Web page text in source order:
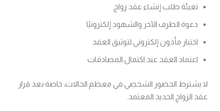
تعبئة طلب إنشاء عقد زواج
دعوة الطرف الآخر والشهود إلكترونيًا
اختيار مأذون إلكتروني لتوثيق العقد
اعتماد العقد عند اكتمال المصادقات
لا يشترط الحضور الشخصي في معظم الحالات، خاصة بعد قرار
عقد الزواج الجديد المعتمد.